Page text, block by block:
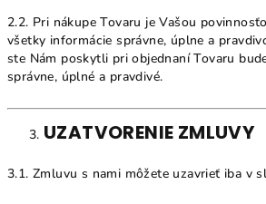
2.2. Pri nákupe Tovaru je Vašou
všetky informácie správne, úplne a
ste Nám poskytli pri objednaní Tovaru
správne, úplné a pravdivé.
UZATVORENIE ZMLUVY
3.1. Zmluvu s nami môžete uzavrieť iba v